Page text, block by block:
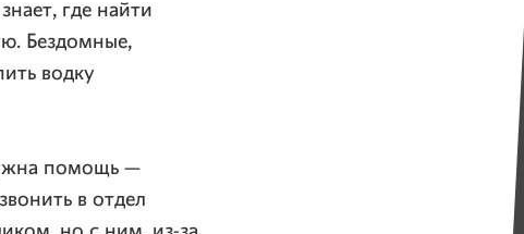
где найти
Бездомные,
водку
помощь —
в отдел